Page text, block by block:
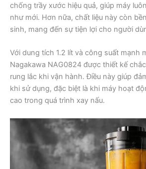
chống trầy xước hiệu quả, giúp máy
như mới. Hơn nữa, chất liệu này còn
sinh, mang đến sự tiện lợi cho người
Với dung tích 1.2 lít và công suất mạnh
Nagakawa NAG0824 được thiết kế
rung lắc khi vận hành. Điều này giúp
khi sử dụng, đặc biệt là khi máy hoạt
cao trong quá trình xay nấu.